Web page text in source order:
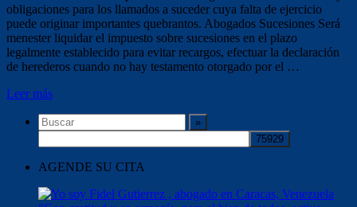
obligaciones para los llamados a suceder cuya falta de ejercicio
puede originar importantes quebrantos. Abogados Sucesiones Será
menester liquidar el impuesto sobre sucesiones en el plazo
legalmente establecido para evitar recargos, efectuar la declaración
de herederos cuando no hay testamento otorgado por el …
Leer más
AGENDE SU CITA